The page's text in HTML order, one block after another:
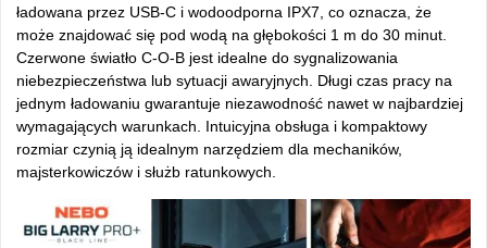
ładowana przez USB-C i wodoodporna IPX7, co oznacza, że
może znajdować się pod wodą na głębokości 1 m do 30 minut.
Czerwone światło C-O-B jest idealne do sygnalizowania
niebezpieczeństwa lub sytuacji awaryjnych. Długi czas pracy na
jednym ładowaniu gwarantuje niezawodność nawet w najbardziej
wymagających warunkach. Intuicyjna obsługa i kompaktowy
rozmiar czynią ją idealnym narzędziem dla mechaników,
majsterkowiczów i służb ratunkowych.